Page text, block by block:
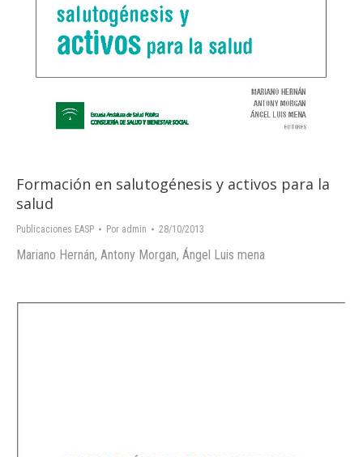
Formación en salutogénesis y activos para la
salud
Publicaciones EASP Por admin 28/10/2013
Mariano Hernán, Antony Morgan, Ángel Luis mena